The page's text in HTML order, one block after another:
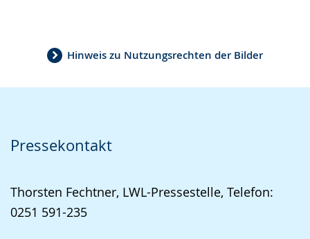
Hinweis zu Nutzungsrechten der Bilder
Pressekontakt
Thorsten Fechtner, LWL-Pressestelle, Telefon:
0251 591-235